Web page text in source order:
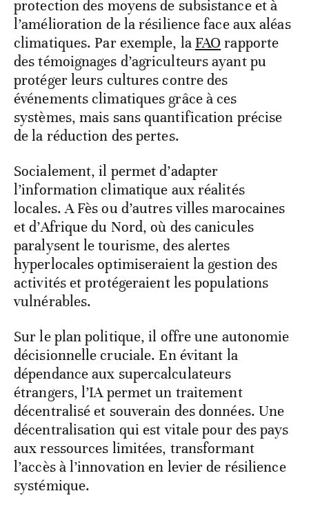
protection des moyens de subsistance et à
l’amélioration de la résilience face aux aléas
climatiques. Par exemple, la FAO rapporte
des témoignages d’agriculteurs ayant pu
protéger leurs cultures contre des
événements climatiques grâce à ces
systèmes, mais sans quantification précise
de la réduction des pertes.
Socialement, il permet d’adapter
l’information climatique aux réalités
locales. A Fès ou d’autres villes marocaines
et d’Afrique du Nord, où des canicules
paralysent le tourisme, des alertes
hyperlocales optimiseraient la gestion des
activités et protégeraient les populations
vulnérables.
Sur le plan politique, il offre une autonomie
décisionnelle cruciale. En évitant la
dépendance aux supercalculateurs
étrangers, l’IA permet un traitement
décentralisé et souverain des données. Une
décentralisation qui est vitale pour des pays
aux ressources limitées, transformant
l’accès à l’innovation en levier de résilience
systémique.